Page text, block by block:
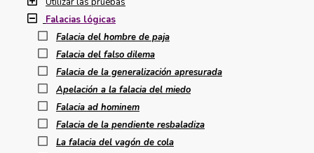
Falacias lógicas
Falacia del hombre de paja
Falacia del falso dilema
Falacia de la generalización apresurada
Apelación a la falacia del miedo
Falacia ad hominem
Falacia de la pendiente resbaladiza
La falacia del vagón de cola